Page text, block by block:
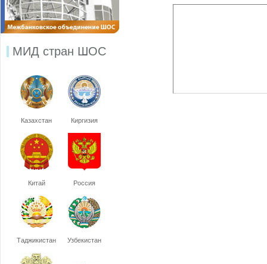
МИД стран ШОС
Казахстан Киргизия
Китай Россия
Таджикистан Узбекистан